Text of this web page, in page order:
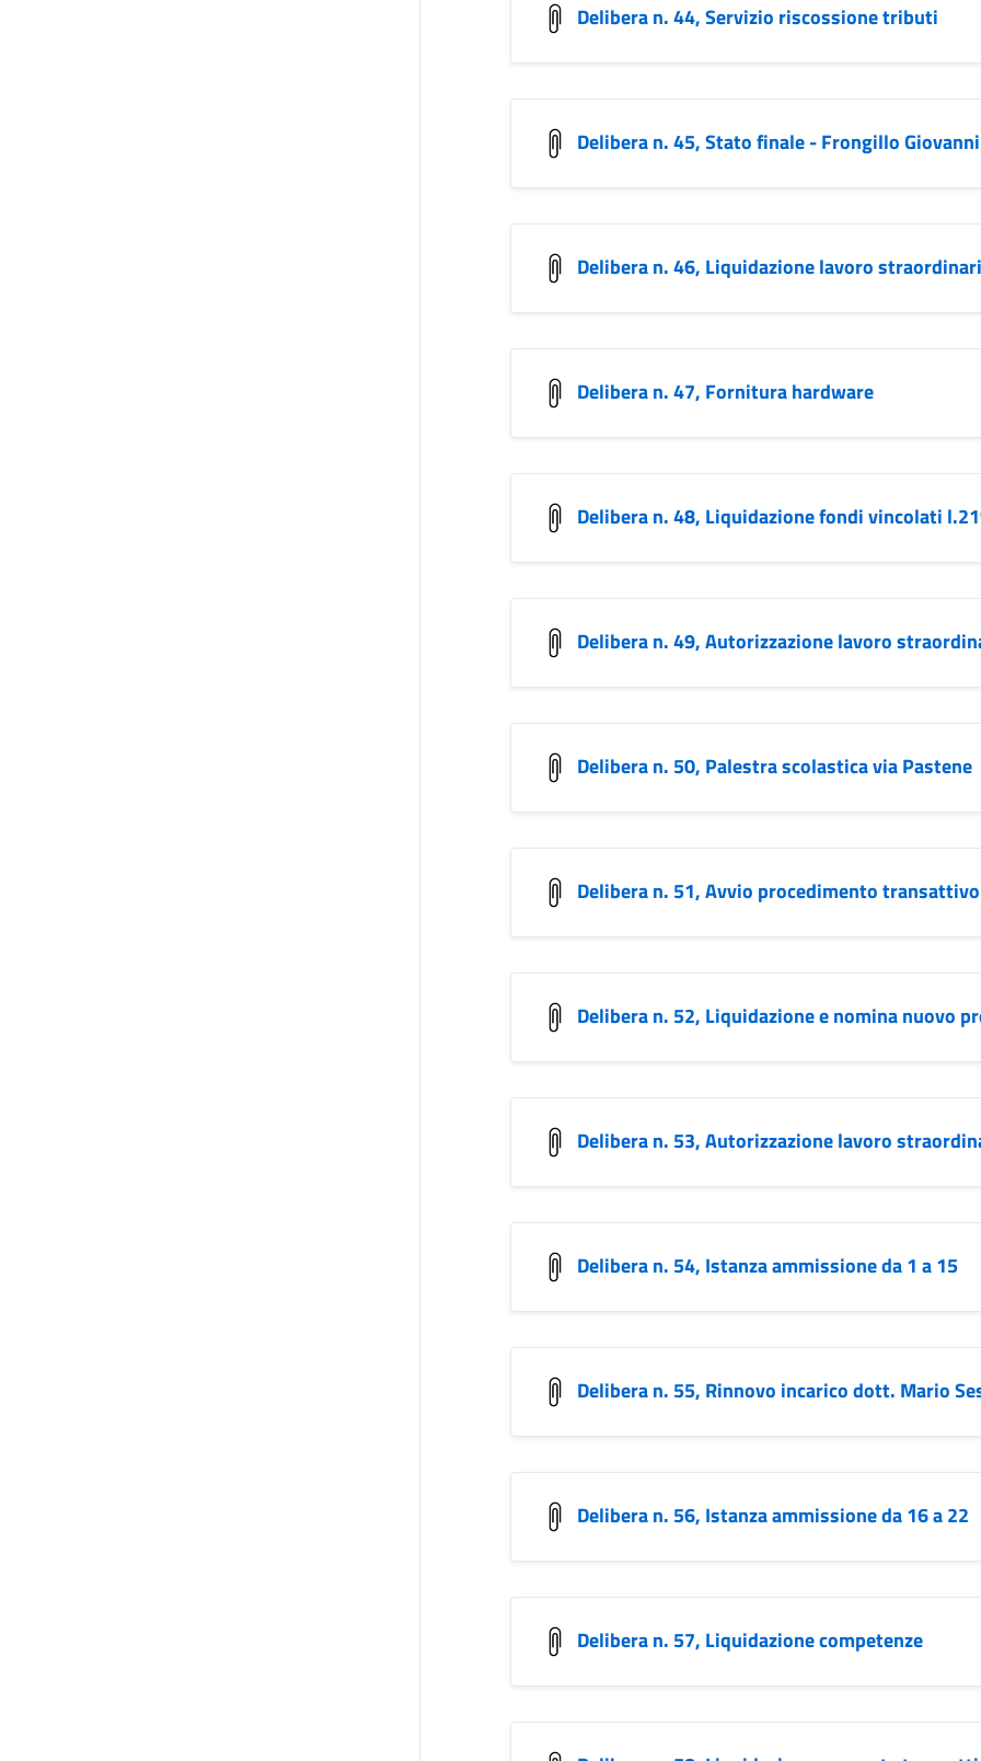
Delibera n. 44, Servizio riscossione tributi
Delibera n. 45, Stato finale - Frongillo Giovanni
Delibera n. 46, Liquidazione lavoro
Delibera n. 47, Fornitura hardware
Delibera n. 48, Liquidazione fondi vincolati
Delibera n. 49, Autorizzazione lavoro
Delibera n. 50, Palestra scolastica via Pastene
Delibera n. 51, Avvio procedimento transattivo
Delibera n. 52, Liquidazione e nomina nuovo
Delibera n. 53, Autorizzazione lavoro
Delibera n. 54, Istanza ammissione da 1 a 15
Delibera n. 55, Rinnovo incarico dott. Mario
Delibera n. 56, Istanza ammissione da 16 a 22
Delibera n. 57, Liquidazione competenze